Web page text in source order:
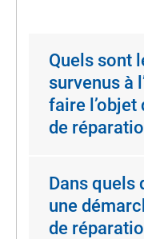
Quels sont
survenus à
faire l’objet
de
Dans quels
une
de